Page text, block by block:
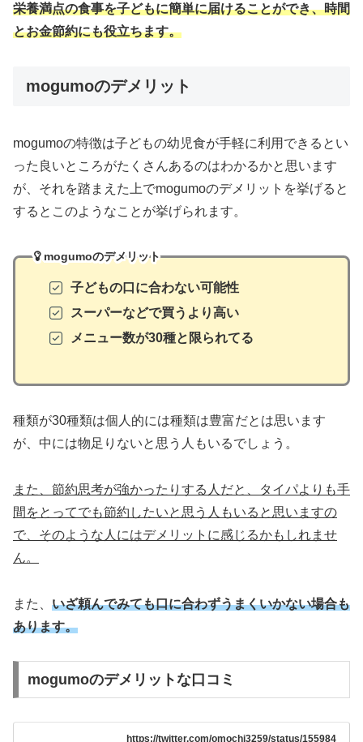
栄養満点の食事を子どもに簡単に届けることができ、時間
とお金節約にも役立ちます。
mogumoのデメリット
mogumoの特徴は子どもの幼児食が手軽に利用できるとい
った良いところがたくさんあるのはわかるかと思います
が、それを踏まえた上でmogumoのデメリットを挙げると
するとこのようなことが挙げられます。
mogumoのデメリット
子どもの口に合わない可能性
スーパーなどで買うより高い
メニュー数が30種と限られてる
種類が30種類は個人的には種類は豊富だとは思います
が、中には物足りないと思う人もいるでしょう。
また、節約思考が強かったりする人だと、タイパよりも手
間をとってでも節約したいと思う人もいると思いますの
で、そのような人にはデメリットに感じるかもしれませ
ん。
また、 いざ頼んでみても口に合わずうまくいかない場合も
あります。
mogumoのデメリットな口コミ
https://twitter.com/omochi3259/status/155984